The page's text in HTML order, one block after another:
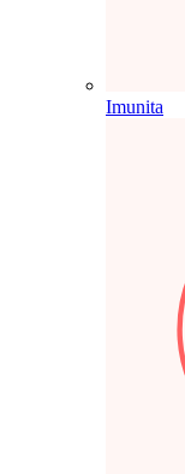
Imunita